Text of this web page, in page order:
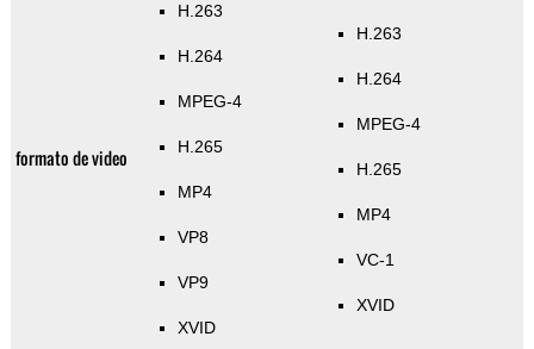
formato de video
H.263
H.264
MPEG-4
H.265
MP4
VP8
VP9
XVID
H.263
H.264
MPEG-4
H.265
MP4
VC-1
XVID